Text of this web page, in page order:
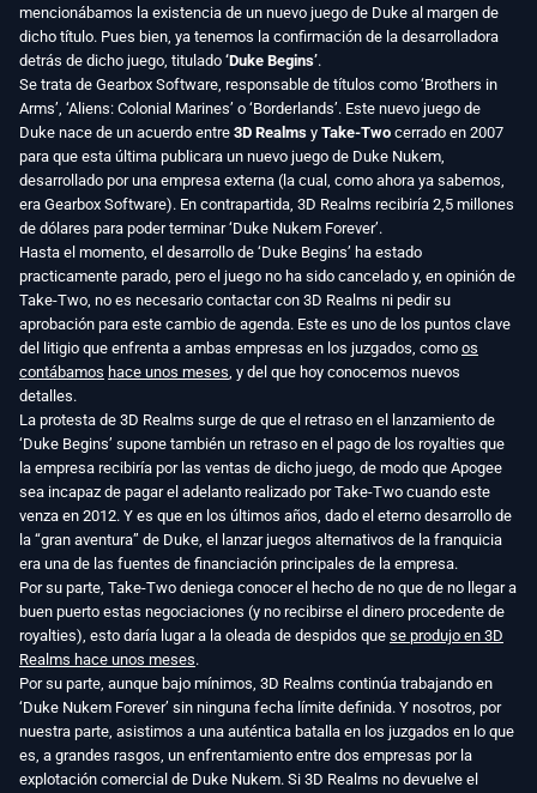
mencionábamos la existencia de un nuevo juego de Duke al margen de
dicho título. Pues bien, ya tenemos la confirmación de la desarrolladora
detrás de dicho juego, titulado ‘Duke Begins’.
Se trata de Gearbox Software, responsable de títulos como ‘Brothers in
Arms’, ‘Aliens: Colonial Marines’ o ‘Borderlands’. Este nuevo juego de
Duke nace de un acuerdo entre 3D Realms y Take-Two cerrado en 2007
para que esta última publicara un nuevo juego de Duke Nukem,
desarrollado por una empresa externa (la cual, como ahora ya sabemos,
era Gearbox Software). En contrapartida, 3D Realms recibiría 2,5 millones
de dólares para poder terminar ‘Duke Nukem Forever’.
Hasta el momento, el desarrollo de ‘Duke Begins’ ha estado
practicamente parado, pero el juego no ha sido cancelado y, en opinión de
Take-Two, no es necesario contactar con 3D Realms ni pedir su
aprobación para este cambio de agenda. Este es uno de los puntos clave
del litigio que enfrenta a ambas empresas en los juzgados, como os
contábamos hace unos meses, y del que hoy conocemos nuevos
detalles.
La protesta de 3D Realms surge de que el retraso en el lanzamiento de
‘Duke Begins’ supone también un retraso en el pago de los royalties que
la empresa recibiría por las ventas de dicho juego, de modo que Apogee
sea incapaz de pagar el adelanto realizado por Take-Two cuando este
venza en 2012. Y es que en los últimos años, dado el eterno desarrollo de
la “gran aventura” de Duke, el lanzar juegos alternativos de la franquicia
era una de las fuentes de financiación principales de la empresa.
Por su parte, Take-Two deniega conocer el hecho de no que de no llegar a
buen puerto estas negociaciones (y no recibirse el dinero procedente de
royalties), esto daría lugar a la oleada de despidos que se produjo en 3D
Realms hace unos meses.
Por su parte, aunque bajo mínimos, 3D Realms continúa trabajando en
‘Duke Nukem Forever’ sin ninguna fecha límite definida. Y nosotros, por
nuestra parte, asistimos a una auténtica batalla en los juzgados en lo que
es, a grandes rasgos, un enfrentamiento entre dos empresas por la
explotación comercial de Duke Nukem. Si 3D Realms no devuelve el